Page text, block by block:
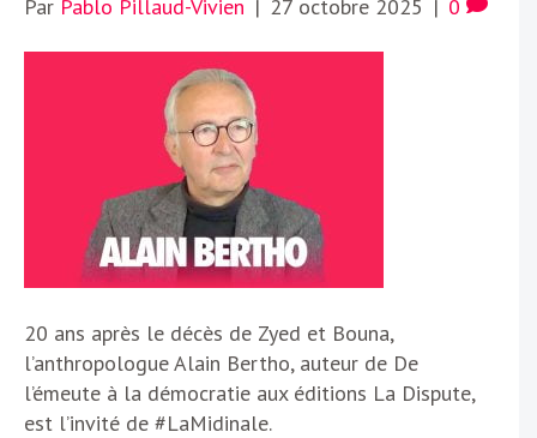
Par Pablo Pillaud-Vivien | 27 octobre 2025 | 0
20 ans après le décès de Zyed et Bouna,
l’anthropologue Alain Bertho, auteur de De
l’émeute à la démocratie aux éditions La Dispute,
est l’invité de #LaMidinale.